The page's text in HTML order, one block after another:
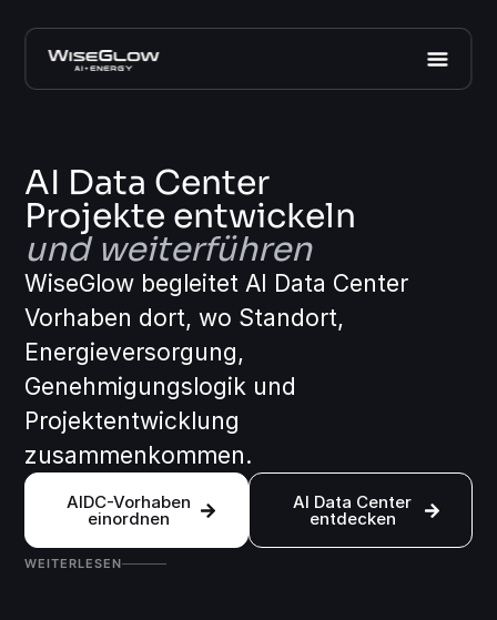
AI Data Center
Projekte entwickeln
und weiterführen
WiseGlow begleitet AI Data Center
Vorhaben dort, wo Standort,
Energieversorgung,
Genehmigungslogik und
Projektentwicklung
zusammenkommen.
AIDC-Vorhaben
einordnen
AI Data Center
entdecken
WEITERLESEN